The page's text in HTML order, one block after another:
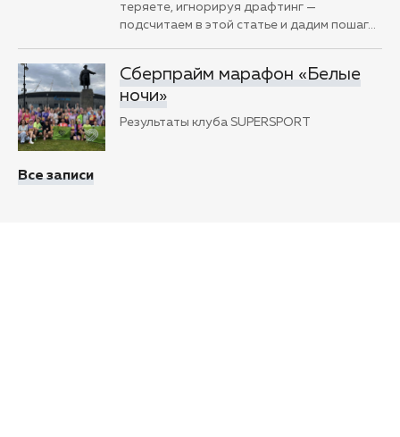
теряете, игнорируя драфтинг —
подсчитаем в этой статье и дадим пошаг…
Сберпрайм марафон «Белые
ночи»
Результаты клуба SUPERSPORT
Все записи